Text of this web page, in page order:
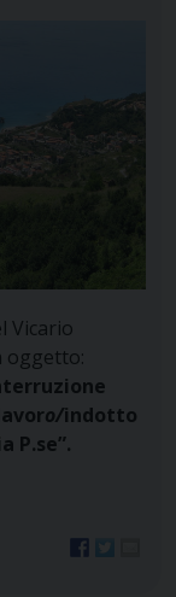
Vicario
oggetto:
o/indotto
P.se”.